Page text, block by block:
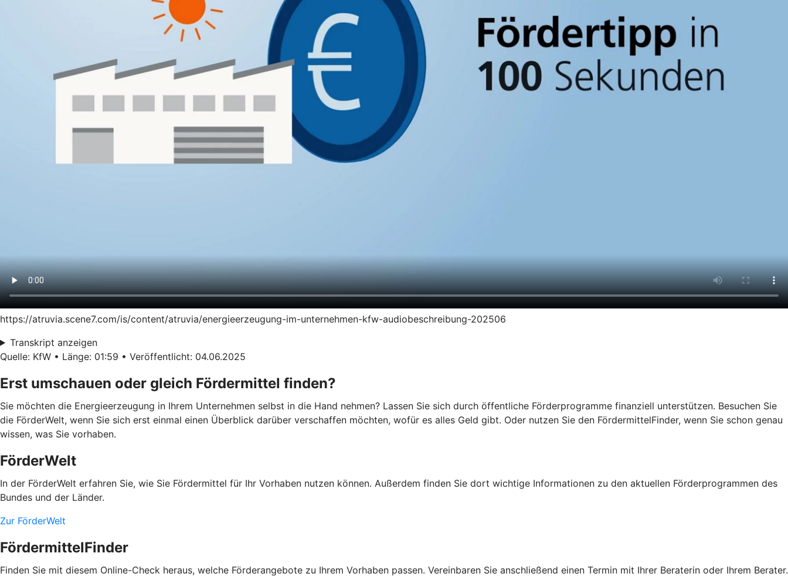
https://atruvia.scene7.com/is/content/atruvia/energieerzeugung-im-unternehmen-kfw-audiobeschreibung-202506
Transkript anzeigen
Quelle: KfW • Länge: 01:59 • Veröffentlicht: 04.06.2025
Erst umschauen oder gleich Fördermittel finden?
Sie möchten die Energieerzeugung in Ihrem Unternehmen selbst in die Hand nehmen? Lassen Sie sich durch öffentliche Förderprogramme finanziell unterstützen. Besuchen Sie
die FörderWelt, wenn Sie sich erst einmal einen Überblick darüber verschaffen möchten, wofür es alles Geld gibt. Oder nutzen Sie den FördermittelFinder, wenn Sie schon genau
wissen, was Sie vorhaben.
FörderWelt
In der FörderWelt erfahren Sie, wie Sie Fördermittel für Ihr Vorhaben nutzen können. Außerdem finden Sie dort wichtige Informationen zu den aktuellen Förderprogrammen des
Bundes und der Länder.
Zur FörderWelt
FördermittelFinder
Finden Sie mit diesem Online-Check heraus, welche Förderangebote zu Ihrem Vorhaben passen. Vereinbaren Sie anschließend einen Termin mit Ihrer Beraterin oder Ihrem Berater.